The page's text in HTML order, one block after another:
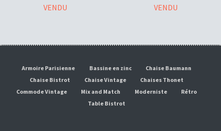
VENDU VENDU
Armoire Parisienne Bassine en zinc
Chaise Baumann
Chaise Bistrot
Chaise Vintage
Chaises Thonet
Commode Vintage
Mix and Match Moderniste
Rétro
Table Bistrot